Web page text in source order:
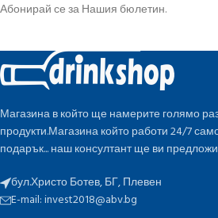
Абонирай се за Нашия бюлетин.
Магазина в който ще намерите голямо
продукти.Магазина който работи 24/7
подарък... наш консултант ще ви
бул.Христо Ботев, БГ, Плевен
E-mail:invest2018@abv.bg